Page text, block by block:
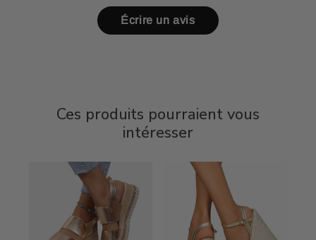
Écrire un avis
Ces produits pourraient vous
intéresser